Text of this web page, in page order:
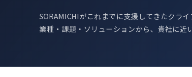
SORAMICHIがこれまでに支援してきたクライ
業種・課題・ソリューションから、貴社に近